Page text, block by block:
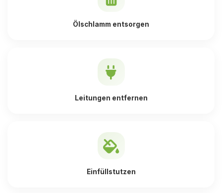
Ölschlamm entsorgen
Leitungen entfernen
Einfüllstutzen